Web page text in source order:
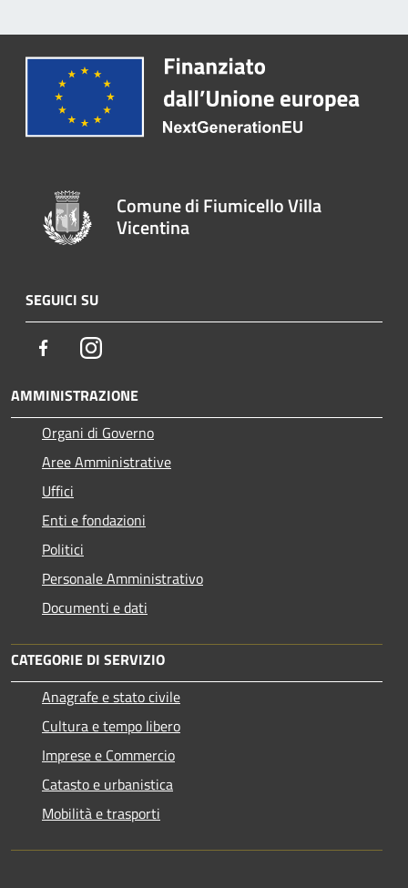
Comune di Fiumicello Villa
Vicentina
SEGUICI SU
FacebookInstagram
AMMINISTRAZIONE
Organi di Governo
Aree Amministrative
Uffici
Enti e fondazioni
Politici
Personale Amministrativo
Documenti e dati
CATEGORIE DI SERVIZIO
Anagrafe e stato civile
Cultura e tempo libero
Imprese e Commercio
Catasto e urbanistica
Mobilità e trasporti